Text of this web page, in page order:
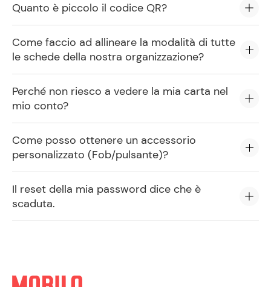
Quanto è piccolo il codice QR?
Come faccio ad allineare la modalità di tutte
le schede della nostra organizzazione?
Perché non riesco a vedere la mia carta nel
mio conto?
Come posso ottenere un accessorio
personalizzato (Fob/pulsante)?
Il reset della mia password dice che è
scaduta.